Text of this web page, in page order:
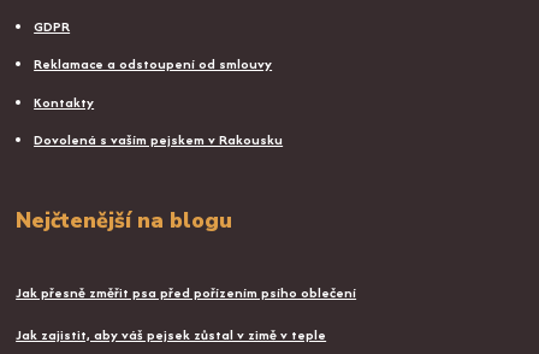
GDPR
Reklamace a odstoupení od smlouvy
Kontakty
Dovolená s vaším pejskem v Rakousku
Nejčtenější na blogu
Jak přesně změřit psa před pořízením psího oblečení
Jak zajistit, aby váš pejsek zůstal v zimě v teple